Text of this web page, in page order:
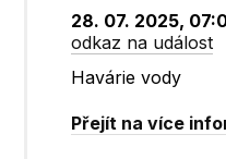
28. 07. 2025,
odkaz na událost
Havárie vody
Přejít na více